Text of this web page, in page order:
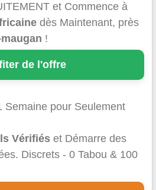
et Commence à
dès Maintenant, près
!
de l'offre
Semaine pour Seulement
Vérifiés et Démarre des
Discrets - 0 Tabou & 100